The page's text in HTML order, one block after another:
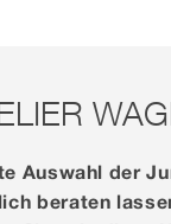
Auswahl der
beraten